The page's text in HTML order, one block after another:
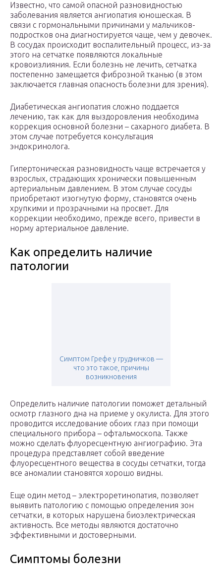
Известно, что самой опасной разновидностью
заболевания является ангиопатия юношеская. В
связи с гормональными причинами у мальчиков-
подростков она диагностируется чаще, чем у девочек.
В сосудах происходит воспалительный процесс, из-за
этого на сетчатке появляются локальные
кровоизлияния. Если болезнь не лечить, сетчатка
постепенно замещается фиброзной тканью (в этом
заключается главная опасность болезни для зрения).
Диабетическая ангиопатия сложно поддается
лечению, так как для выздоровления необходима
коррекция основной болезни – сахарного диабета. В
этом случае потребуется консультация
эндокринолога.
Гипертоническая разновидность чаще встречается у
взрослых, страдающих хронически повышенным
артериальным давлением. В этом случае сосуды
приобретают изогнутую форму, становятся очень
хрупкими и прозрачными на просвет. Для
коррекции необходимо, прежде всего, привести в
норму артериальное давление.
Как определить наличие
патологии
Симптом Грефе у грудничков —
что это такое, причины
возникновения
Определить наличие патологии поможет детальный
осмотр глазного дна на приеме у окулиста. Для этого
проводится исследование обоих глаз при помощи
специального прибора – офтальмоскопа. Также
можно сделать флуоресцентную ангиографию. Эта
процедура представляет собой введение
флуоресцентного вещества в сосуды сетчатки, тогда
все аномалии становятся хорошо видны.
Еще один метод – электроретинопатия, позволяет
выявить патологию с помощью определения зон
сетчатки, в которых нарушена биоэлектрическая
активность. Все методы являются достаточно
эффективными и достоверными.
Симптомы болезни